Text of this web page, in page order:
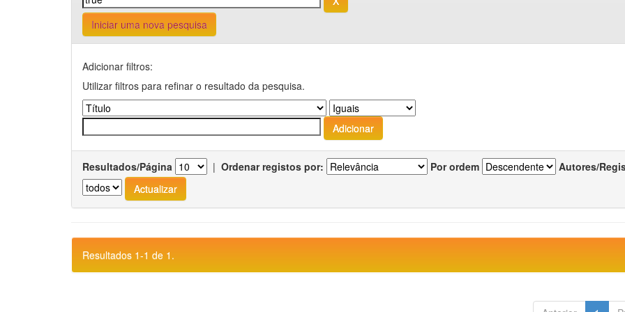
Iniciar uma nova pesquisa
Adicionar filtros:
Utilizar filtros para refinar o resultado da pesquisa.
Resultados/Página | Ordenar registos por: Por ordem Autores/
Resultados 1-1 de 1.